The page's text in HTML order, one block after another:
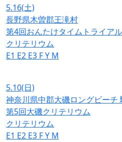
5.16(土)
長野県木曽郡王滝村
第4回おんたけタイムトライアル
クリテリウム
E1 E2 E3 FY M
5.10(日)
神奈川県中郡大磯ロングビーチ
第5回大磯クリテリウム
クリテリウム
E1 E2 E3 FY M